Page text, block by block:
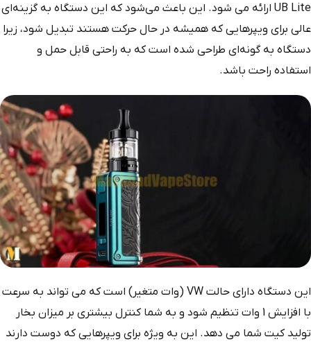
UB Lite ارائه می شود. این باعث می‌شود که این دستگاه به گزینه‌ای
عالی برای ویپرهایی که همیشه در حال حرکت هستند تبدیل شود، زیرا
دستگاه به گونه‌ای طراحی شده است که به راحتی قابل حمل و
استفاده راحت باشد.
این دستگاه دارای حالت VW (وات متغیر) است که می تواند به سرعت
با افزایش 1 وات تنظیم شود و به شما کنترل بیشتری بر میزان بخار
تولید کیت شما می دهد. این به ویژه برای ویپرهایی که دوست دارند